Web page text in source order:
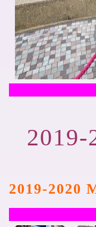
2019-
2019-2020